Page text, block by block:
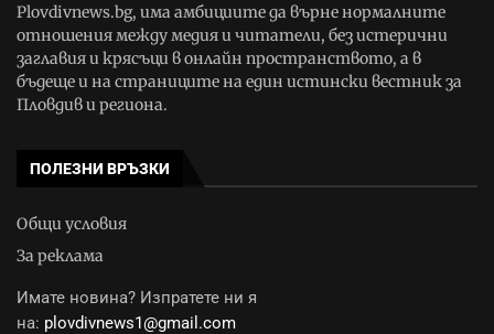
Plovdivnews.bg, има амбициите да върне нормалните
отношения между медия и читатели, без истерични
заглавия и крясъци в онлайн пространството, а в
бъдеще и на страниците на един истински вестник за
Пловдив и региона.
ПОЛЕЗНИ ВРЪЗКИ
Общи условия
За реклама
Имате новина? Изпратете ни я
на: plovdivnews1@gmail.com